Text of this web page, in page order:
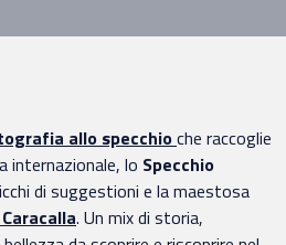
allo specchioche raccoglie
internazionale, lo Specchio
di suggestioni e la maestosa
. Un mix di storia,